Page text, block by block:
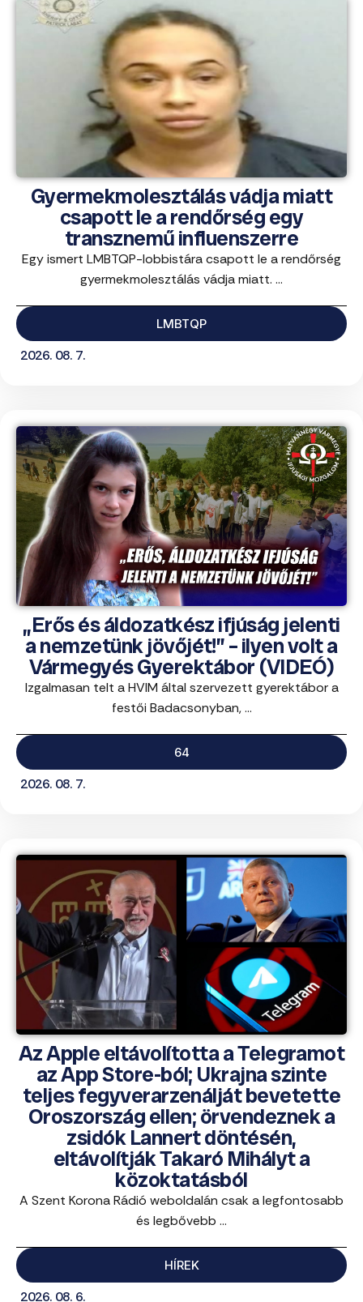
Gyermekmolesztálás vádja miatt
csapott le a rendőrség egy
transznemű influenszerre
Egy ismert LMBTQP-lobbistára csapott le a rendőrség
gyermekmolesztálás vádja miatt. ...
LMBTQP
2026. 08. 7.
„Erős és áldozatkész ifjúság jelenti
a nemzetünk jövőjét!” – ilyen volt a
Vármegyés Gyerektábor (VIDEÓ)
Izgalmasan telt a HVIM által szervezett gyerektábor a
festői Badacsonyban, ...
64
2026. 08. 7.
Az Apple eltávolította a Telegramot
az App Store-ból; Ukrajna szinte
teljes fegyverarzenálját bevetette
Oroszország ellen; örvendeznek a
zsidók Lannert döntésén,
eltávolítják Takaró Mihályt a
közoktatásból
A Szent Korona Rádió weboldalán csak a legfontosabb
és legbővebb ...
HÍREK
2026. 08. 6.